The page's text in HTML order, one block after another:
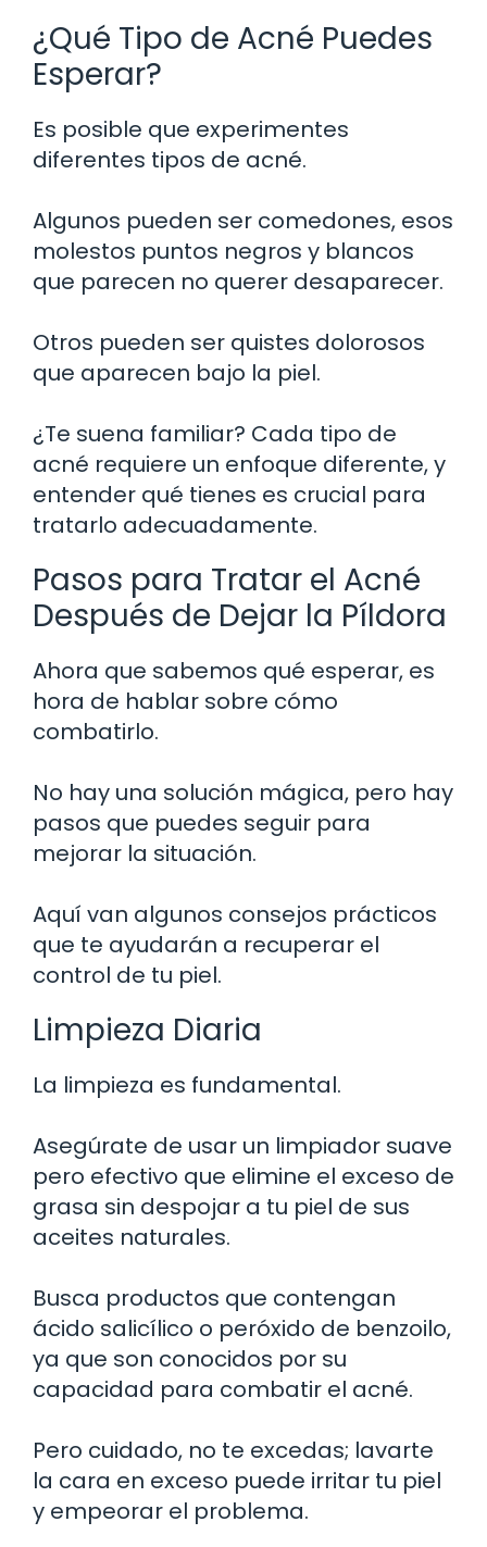
¿Qué Tipo de Acné Puedes
Esperar?
Es posible que experimentes
diferentes tipos de acné.
Algunos pueden ser comedones, esos
molestos puntos negros y blancos
que parecen no querer desaparecer.
Otros pueden ser quistes dolorosos
que aparecen bajo la piel.
¿Te suena familiar? Cada tipo de
acné requiere un enfoque diferente, y
entender qué tienes es crucial para
tratarlo adecuadamente.
Pasos para Tratar el Acné
Después de Dejar la Píldora
Ahora que sabemos qué esperar, es
hora de hablar sobre cómo
combatirlo.
No hay una solución mágica, pero hay
pasos que puedes seguir para
mejorar la situación.
Aquí van algunos consejos prácticos
que te ayudarán a recuperar el
control de tu piel.
Limpieza Diaria
La limpieza es fundamental.
Asegúrate de usar un limpiador suave
pero efectivo que elimine el exceso de
grasa sin despojar a tu piel de sus
aceites naturales.
Busca productos que contengan
ácido salicílico o peróxido de benzoilo,
ya que son conocidos por su
capacidad para combatir el acné.
Pero cuidado, no te excedas; lavarte
la cara en exceso puede irritar tu piel
y empeorar el problema.